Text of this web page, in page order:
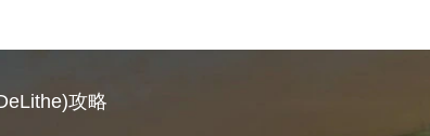
攻略